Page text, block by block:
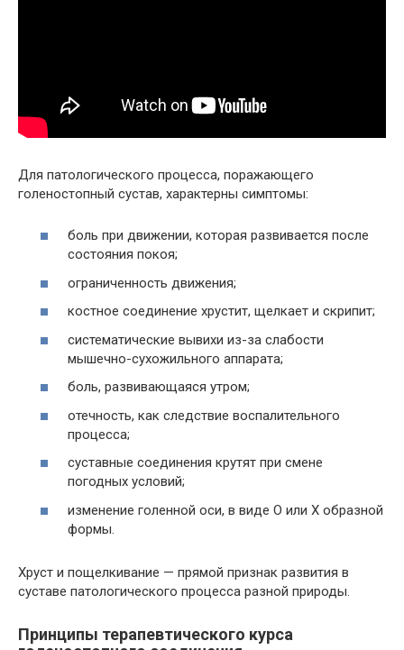
Для патологического процесса, поражающего
голеностопный сустав, характерны симптомы:
боль при движении, которая развивается после
состояния покоя;
ограниченность движения;
костное соединение хрустит, щелкает и скрипит;
систематические вывихи из-за слабости
мышечно-сухожильного аппарата;
боль, развивающаяся утром;
отечность, как следствие воспалительного
процесса;
суставные соединения крутят при смене
погодных условий;
изменение голенной оси, в виде О или Х образной
формы.
Хруст и пощелкивание — прямой признак развития в
суставе патологического процесса разной природы.
Принципы терапевтического курса